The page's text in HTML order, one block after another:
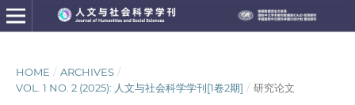
HOME / ARCHIVES /
VOL. 1 NO. 2 (2025): 人文与社会科学学刊[1卷2期] / 研究论文